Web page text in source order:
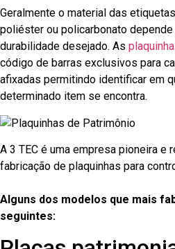
Geralmente o material das
poliéster ou policarbonato
durabilidade desejado. As
código de barras exclusivos para
afixadas permitindo identificar em
determinado item se encontra.
A 3 TEC é uma empresa pioneira e
fabricação de plaquinhas para
Alguns dos modelos que mais
seguintes: